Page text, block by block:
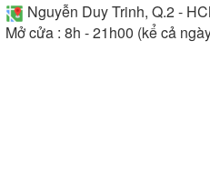
Nguyễn Duy Trinh, Q.2 -
Mở cửa : 8h - 21h00 (kể cả